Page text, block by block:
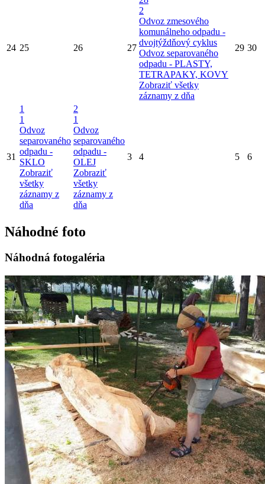
24 25 26 27
2
Odvoz zmesového
komunálneho odpadu -
dvojtýždňový cyklus
Odvoz separovaného
odpadu - PLASTY,
TETRAPAKY, KOVY
Zobraziť všetky
záznamy z dňa
29 30
31
1
1
Odvoz
separovaného
odpadu -
SKLO
Zobraziť
všetky
záznamy z
dňa
2
1
Odvoz
separovaného
odpadu -
OLEJ
Zobraziť
všetky
záznamy z
dňa
3 4 5 6
Náhodné foto
Náhodná fotogaléria